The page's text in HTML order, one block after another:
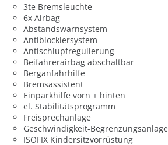
3te Bremsleuchte
6x Airbag
Abstandswarnsystem
Antiblockiersystem
Antischlupfregulierung
Beifahrerairbag abschaltbar
Berganfahrhilfe
Bremsassistent
Einparkhilfe vorn + hinten
el. Stabilitätsprogramm
Freisprechanlage
Geschwindigkeit-Begrenzungsanlage
ISOFIX Kindersitzvorrüstung